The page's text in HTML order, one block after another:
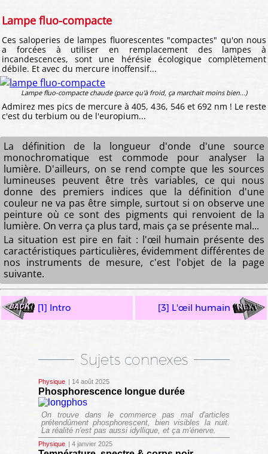
Sujets connexes
Physique | 14 août 2025
Phosphorescence longue durée
On trouve dans le commerce pas mal d'articles
prétendûment phosphorescent, bien visibles la nuit.
La réalité n'est pas aussi idyllique, et ça m'énerve.
Physique | 4 janvier 2025
Lampe fluo-compacte
Ces saloperies de lampes fluorescentes "compactes" qu'on nous
a forcées à utiliser en remplacement des lampes à
incandescences, sont une hérésie écologique complètement
débile. Et avec du mercure inoffensif...
Lampe fluo-compacte chaude (parce qu'à froid, ça marchait moins bien...)
Admirez mes pics de mercure à 405, 436, 546 et 692 nm ! Le reste
c'est du terbium ou de l'europium...
La définition de la longueur d'onde d'une source
monochromatique est commode pour analyser la
lumière. D'ailleurs, on se rend compte que les sources
lumineuses peuvent être très variables, ce qui nous
donne des premiers indices que la définition d'une
couleur ne va pas être simple, surtout si on observe une
peinture où ce sont des pigments qui renvoient de la
lumière. On verra ça plus tard, mais ça se présente mal...
La situation est pire en fait : l'œil humain présente des
caractéristiques particulières, évidemment différentes de
nos instruments de mesure, c'est l'objet de la page
suivante.
[1] Intro [3] L'œil humain